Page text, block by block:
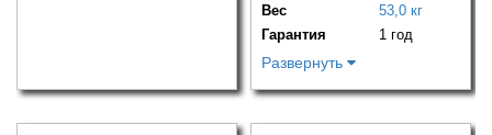
Вес
53,0 кг
Гарантия
1 год
Развернуть